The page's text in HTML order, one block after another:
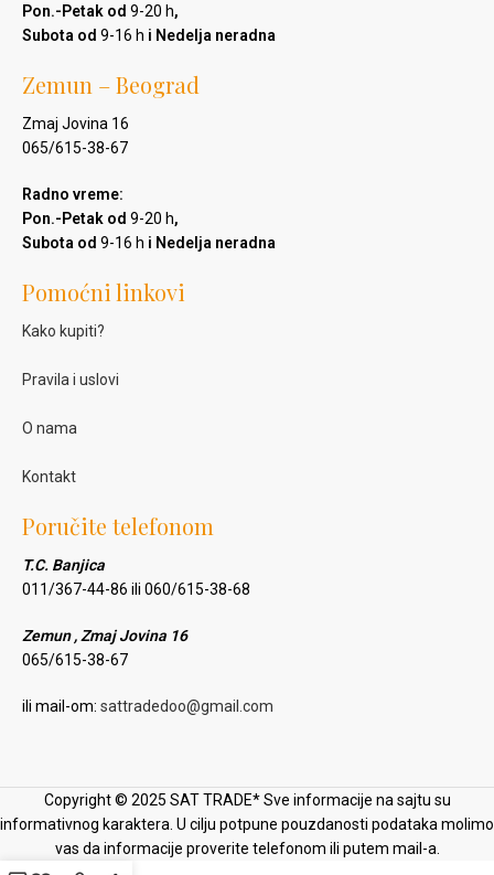
Pon.-Petak od 9-20 h,
Subota od 9-16 h i Nedelja neradna
Zemun – Beograd
Zmaj Jovina 16
065/615-38-67
Radno vreme:
Pon.-Petak od 9-20 h,
Subota od 9-16 h i Nedelja neradna
Pomoćni linkovi
Kako kupiti?
Pravila i uslovi
O nama
Kontakt
Poručite telefonom
T.C. Banjica
011/367-44-86 ili 060/615-38-68
Zemun , Zmaj Jovina 16
065/615-38-67
ili mail-om: sattradedoo@gmail.com
Copyright © 2025 SAT TRADE* Sve informacije na sajtu su
informativnog karaktera. U cilju potpune pouzdanosti podataka molimo
vas da informacije proverite telefonom ili putem mail-a.